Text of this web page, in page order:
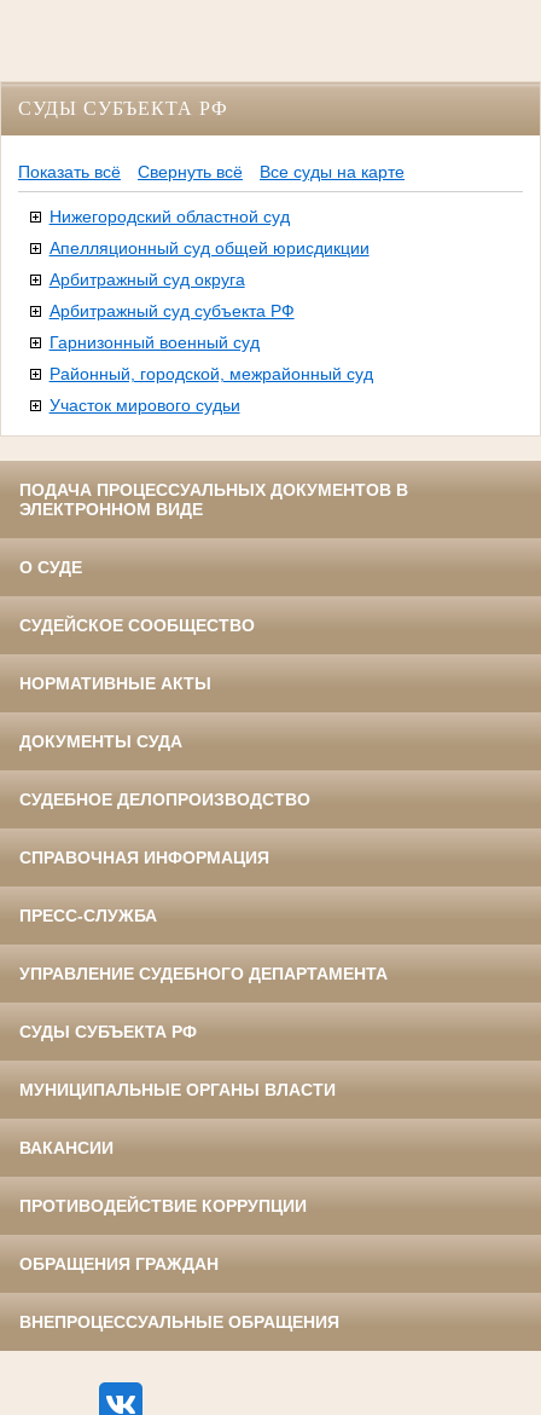
СУДЫ СУБЪЕКТА РФ
Показать всё Свернуть всё Все суды на карте
Нижегородский областной суд
Апелляционный суд общей юрисдикции
Арбитражный суд округа
Арбитражный суд субъекта РФ
Гарнизонный военный суд
Районный, городской, межрайонный суд
Участок мирового судьи
ПОДАЧА ПРОЦЕССУАЛЬНЫХ ДОКУМЕНТОВ В
ЭЛЕКТРОННОМ ВИДЕ
О СУДЕ
СУДЕЙСКОЕ СООБЩЕСТВО
НОРМАТИВНЫЕ АКТЫ
ДОКУМЕНТЫ СУДА
СУДЕБНОЕ ДЕЛОПРОИЗВОДСТВО
СПРАВОЧНАЯ ИНФОРМАЦИЯ
ПРЕСС-СЛУЖБА
УПРАВЛЕНИЕ СУДЕБНОГО ДЕПАРТАМЕНТА
СУДЫ СУБЪЕКТА РФ
МУНИЦИПАЛЬНЫЕ ОРГАНЫ ВЛАСТИ
ВАКАНСИИ
ПРОТИВОДЕЙСТВИЕ КОРРУПЦИИ
ОБРАЩЕНИЯ ГРАЖДАН
ВНЕПРОЦЕССУАЛЬНЫЕ ОБРАЩЕНИЯ